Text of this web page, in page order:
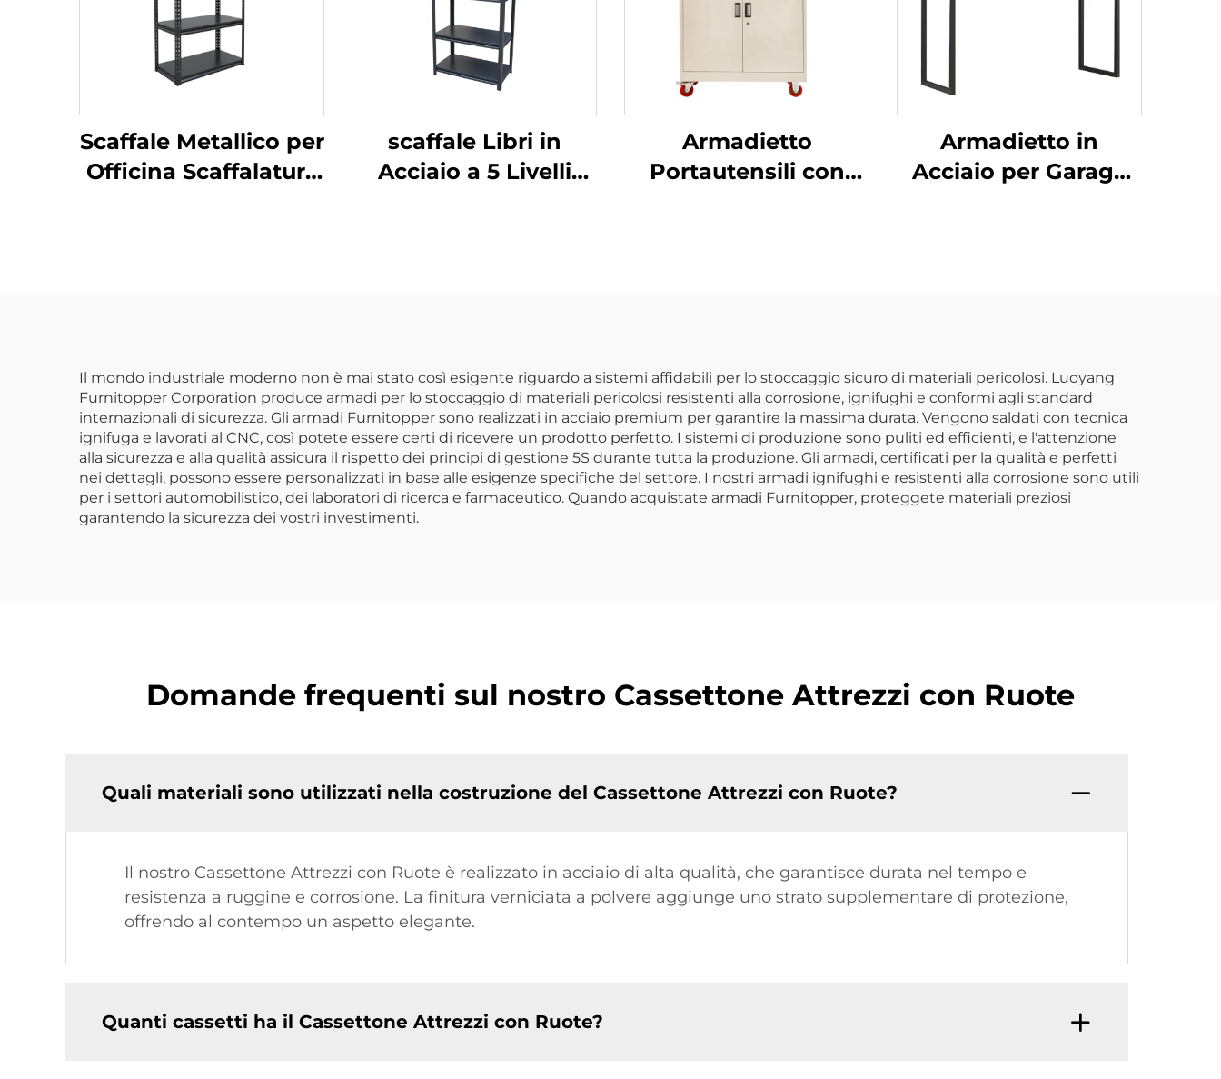
Scaffale Metallico per
Officina Scaffalatura
per Balcone
scaffale Libri in
Acciaio a 5 Livelli
Armadietto
Portautensili con
Traforata per Officina
Armadietto in
Acciaio per Garage
Immagazzinaggio in
Metallo
Il mondo industriale moderno non è mai stato così esigente riguardo a sistemi affidabili per lo stoccaggio sicuro di materiali pericolosi. Luoyang
Furnitopper Corporation produce armadi per lo stoccaggio di materiali pericolosi resistenti alla corrosione, ignifughi e conformi agli standard
internazionali di sicurezza. Gli armadi Furnitopper sono realizzati in acciaio premium per garantire la massima durata. Vengono saldati con tecnica
ignifuga e lavorati al CNC, così potete essere certi di ricevere un prodotto perfetto. I sistemi di produzione sono puliti ed efficienti, e l'attenzione
alla sicurezza e alla qualità assicura il rispetto dei principi di gestione 5S durante tutta la produzione. Gli armadi, certificati per la qualità e perfetti
nei dettagli, possono essere personalizzati in base alle esigenze specifiche del settore. I nostri armadi ignifughi e resistenti alla corrosione sono utili
per i settori automobilistico, dei laboratori di ricerca e farmaceutico. Quando acquistate armadi Furnitopper, proteggete materiali preziosi
garantendo la sicurezza dei vostri investimenti.
Domande frequenti sul nostro Cassettone Attrezzi con Ruote
Quali materiali sono utilizzati nella costruzione del Cassettone Attrezzi con Ruote?
Il nostro Cassettone Attrezzi con Ruote è realizzato in acciaio di alta qualità, che garantisce durata nel tempo e
resistenza a ruggine e corrosione. La finitura verniciata a polvere aggiunge uno strato supplementare di protezione,
offrendo al contempo un aspetto elegante.
Quanti cassetti ha il Cassettone Attrezzi con Ruote?